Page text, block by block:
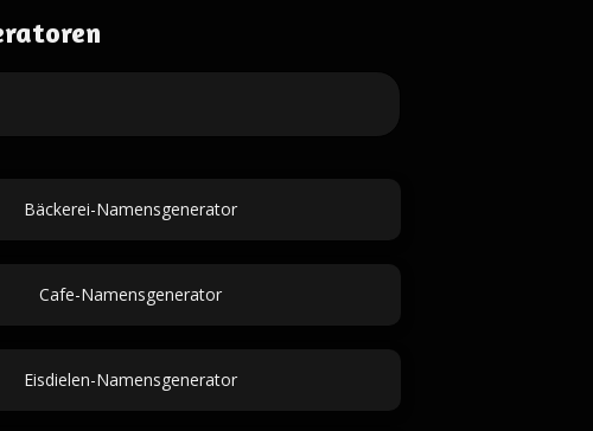
Bäckerei-Namensgenerator
Cafe-Namensgenerator
Eisdielen-Namensgenerator